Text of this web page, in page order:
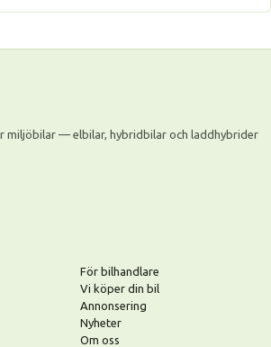
miljöbilar — elbilar, hybridbilar och laddhybrider
För bilhandlare
Vi köper din bil
Annonsering
Nyheter
Om oss